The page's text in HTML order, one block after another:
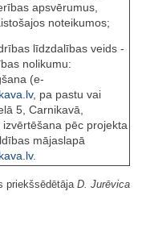
apsvērumus,
noteikumos;
līdzdalības veids -
nolikumu:
(e-
, pa pastu vai
5, Carnikavā,
pēc projekta
mājaslapā
.
priekšsēdētāja D. Jurēvica